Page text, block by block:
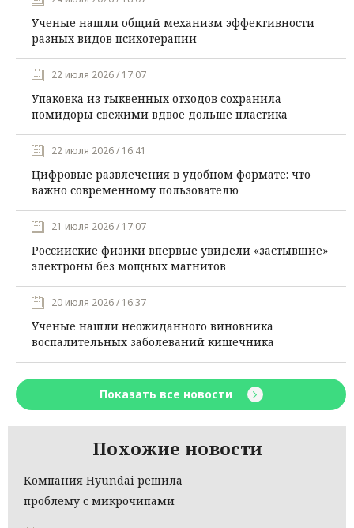
Ученые нашли общий механизм эффективности
разных видов психотерапии
22 июля 2026 / 17:07
Упаковка из тыквенных отходов сохранила
помидоры свежими вдвое дольше пластика
22 июля 2026 / 16:41
Цифровые развлечения в удобном формате: что
важно современному пользователю
21 июля 2026 / 17:07
Российские физики впервые увидели «застывшие»
электроны без мощных магнитов
20 июля 2026 / 16:37
Ученые нашли неожиданного виновника
воспалительных заболеваний кишечника
Показать все новости
Похожие новости
Компания Hyundai решила
проблему с микрочипами